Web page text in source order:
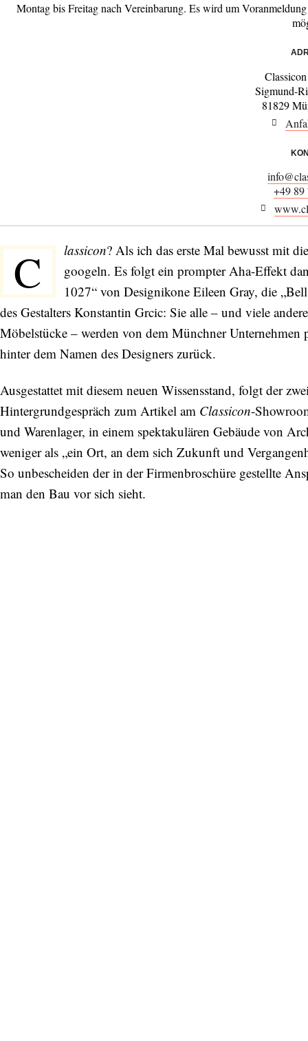
Montag bis Freitag nach Vereinbarung. Es wird um
Sigmund-
81829
+49 89
C lassicon? Als ich das erste Mal bewusst mit
googeln. Es folgt ein prompter Aha-Effekt
1027“ von Designikone Eileen Gray, die
des Gestalters Konstantin Grcic: Sie alle – und viele
Möbelstücke – werden von dem Münchner
hinter dem Namen des Designers zurück.
Ausgestattet mit diesem neuen Wissensstand, folgt der
Hintergrundgespräch zum Artikel am Classicon-
und Warenlager, in einem spektakulären Gebäude von
weniger als „ein Ort, an dem sich Zukunft und
So unbescheiden der in der Firmenbroschüre gestellte
man den Bau vor sich sieht.